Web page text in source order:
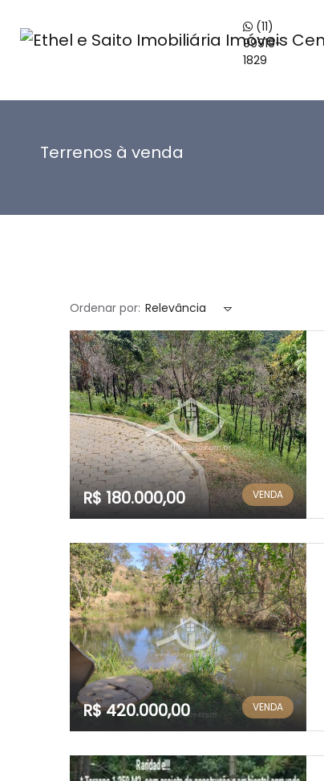
(11)
99919-
1829
Terrenos à venda
Ordenar por: Relevância
R$ 180.000,00 VENDA
R$ 420.000,00 VENDA